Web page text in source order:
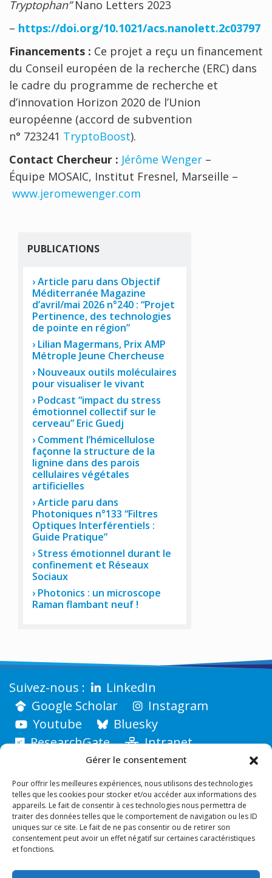
Gérer le consentement
Pour offrir les meilleures expériences, nous utilisons des technologies
telles que les cookies pour stocker et/ou accéder aux informations des
appareils. Le fait de consentir à ces technologies nous permettra de
traiter des données telles que le comportement de navigation ou les ID
uniques sur ce site. Le fait de ne pas consentir ou de retirer son
consentement peut avoir un effet négatif sur certaines caractéristiques
et fonctions.
Tryptophan”Nano Letters 2023
– https://doi.org/10.1021/acs.nanolett.2c03797
Financements : Ce projet a reçu un financement
du Conseil européen de la recherche (ERC) dans
le cadre du programme de recherche et
d’innovation Horizon 2020 de l’Union
européenne (accord de subvention
n° 723241 TryptoBoost).
Contact Chercheur : Jérôme Wenger –
Équipe MOSAIC, Institut Fresnel, Marseille –
www.jeromewenger.com
PUBLICATIONS
Article paru dans Objectif
Méditerranée Magazine
d’avril/mai 2026 n°240 : “Projet
Pertinence, des technologies
de pointe en région”
Lilian Magermans, Prix AMP
Métrople Jeune Chercheuse
Nouveaux outils moléculaires
pour visualiser le vivant
Podcast “impact du stress
émotionnel collectif sur le
cerveau” Eric Guedj
Comment l’hémicellulose
façonne la structure de la
lignine dans des parois
cellulaires végétales
artificielles
Article paru dans
Photoniques n°133 “Filtres
Optiques Interférentiels :
Guide Pratique”
Stress émotionnel durant le
confinement et Réseaux
Sociaux
Photonics : un microscope
Raman flambant neuf !
LinkedIn
Google Scholar
Instagram
Youtube
Bluesky
ResearchGate
Intranet